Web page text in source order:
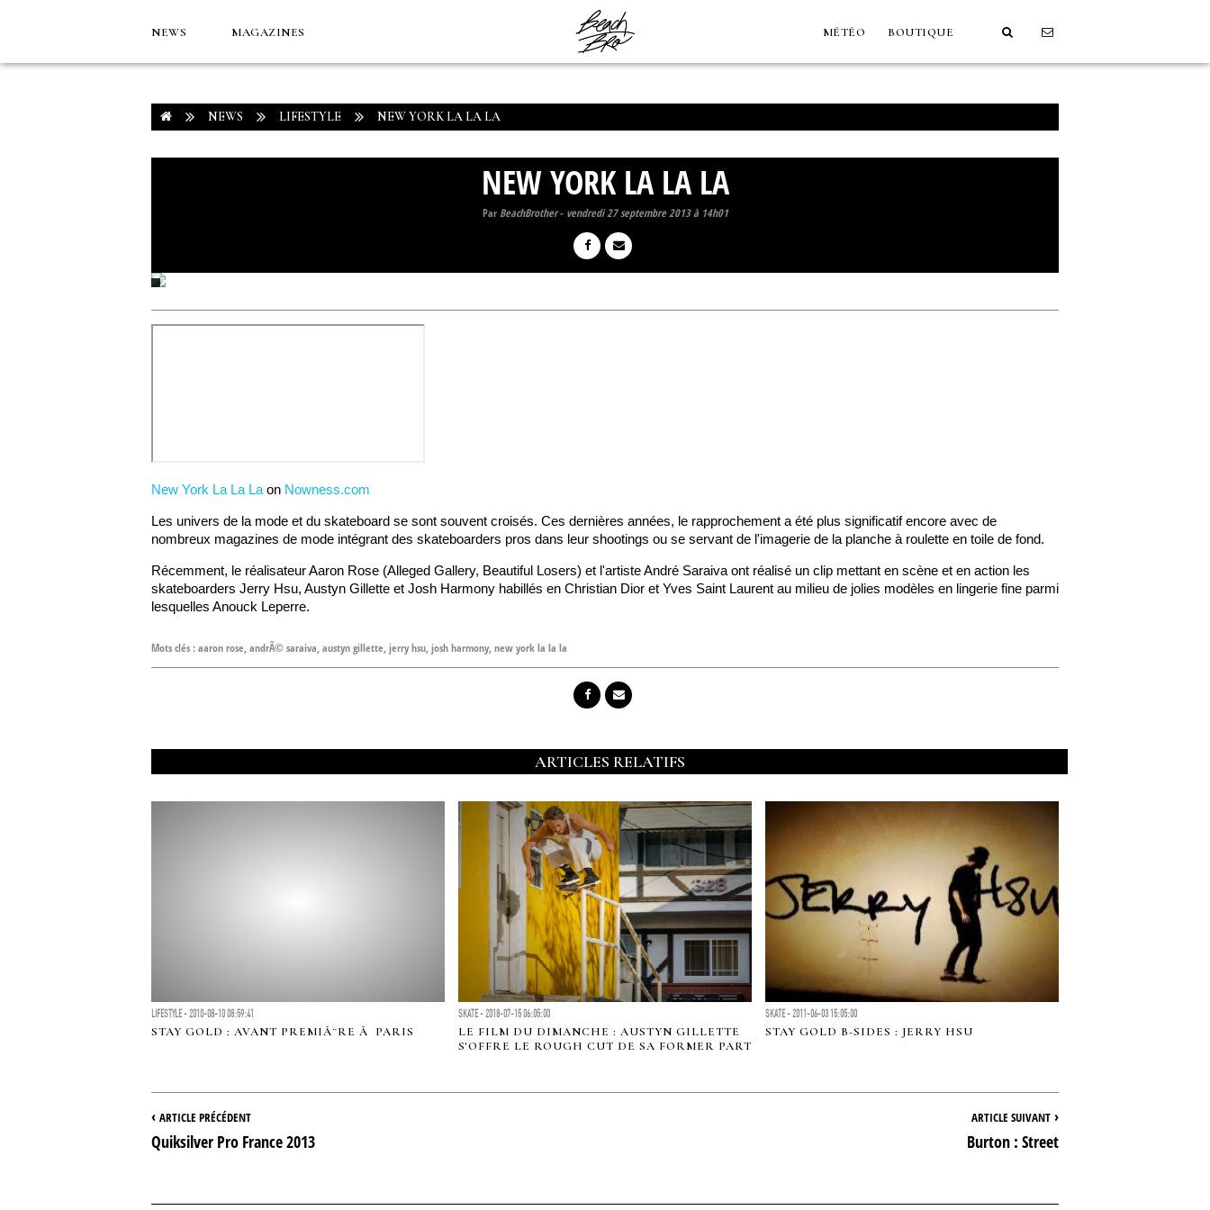
NEWS MAGAZINES MÉTÉO BOUTIQUE
NEWS LIFESTYLE NEW YORK LA LA LA
NEW YORK LA LA LA
Par BeachBrother- vendredi 27 septembre 2013 à 14h01
New York La La La on Nowness.com
Les univers de la mode et du skateboard se sont souvent croisés. Ces dernières années, le rapprochement a été plus significatif encore avec de
nombreux magazines de mode intégrant des skateboarders pros dans leur shootings ou se servant de l'imagerie de la planche à roulette en toile de fond.
Récemment, le réalisateur Aaron Rose (Alleged Gallery, Beautiful Losers) et l'artiste André Saraiva ont réalisé un clip mettant en scène et en action les
skateboarders Jerry Hsu, Austyn Gillette et Josh Harmony habillés en Christian Dior et Yves Saint Laurent au milieu de jolies modèles en lingerie fine parmi
lesquelles Anouck Leperre.
Mots clés :aaron rose,andrÃ© saraiva,austyn gillette,jerry hsu,josh harmony,new york la la la
ARTICLES RELATIFS
LIFESTYLE - 2010-08-10 08:59:41
STAY GOLD : AVANT PREMIÃ¨RE Ã PARIS
SKATE - 2018-07-15 06:05:00
LE FILM DU DIMANCHE : AUSTYN GILLETTE
S'OFFRE LE ROUGH CUT DE SA FORMER PART
SKATE - 2011-06-03 15:05:00
STAY GOLD B-SIDES : JERRY HSU
ARTICLE SUIVANT ›
Burton : Street
‹ ARTICLE PRÉCÉDENT
Quiksilver Pro France 2013